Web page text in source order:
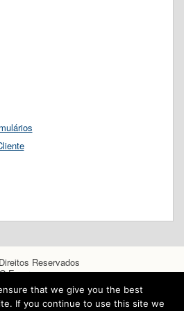
Reservados
Empregos
that we give you the best
If you continue to use this site we